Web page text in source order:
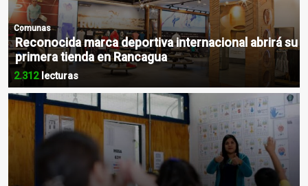
Comunas
Reconocida marca deportiva internacional abrirá su
primera tienda en Rancagua
2.312lecturas